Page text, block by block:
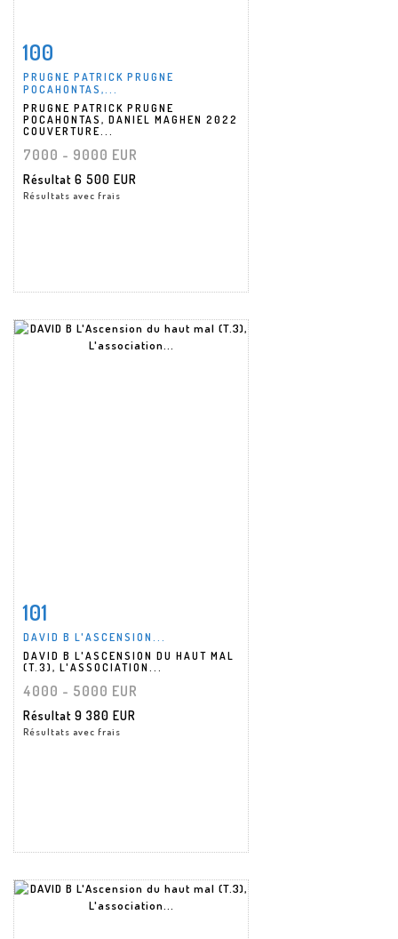
Fiche détaillée
100
PRUGNE PATRICK PRUGNE
POCAHONTAS,...
PRUGNE PATRICK PRUGNE
POCAHONTAS, DANIEL MAGHEN 2022
COUVERTURE...
7000 - 9000 EUR
Résultat 6 500 EUR
Résultats avec frais
Fiche détaillée
101
DAVID B L'ASCENSION...
DAVID B L'ASCENSION DU HAUT MAL
(T.3), L'ASSOCIATION...
4000 - 5000 EUR
Résultat 9 380 EUR
Résultats avec frais